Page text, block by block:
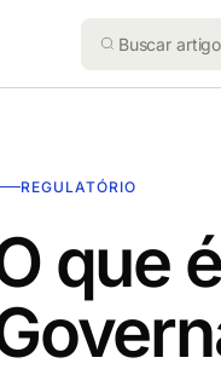
REGULATÓRIO
que